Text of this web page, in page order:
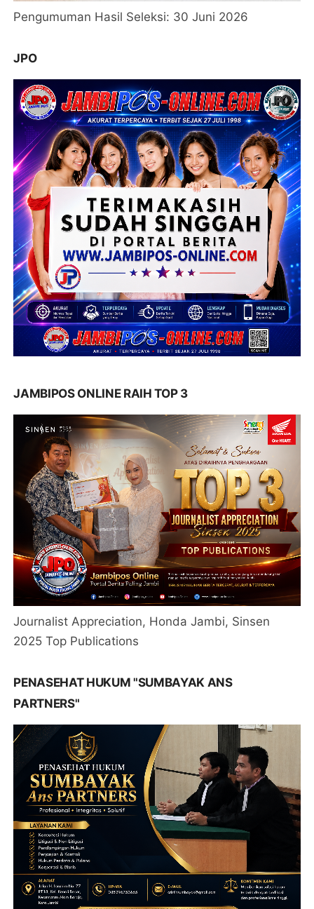
Pengumuman Hasil Seleksi: 30 Juni 2026
JPO
JAMBIPOS ONLINE RAIH TOP 3
Journalist Appreciation, Honda Jambi, Sinsen
2025 Top Publications
PENASEHAT HUKUM "SUMBAYAK ANS
PARTNERS"